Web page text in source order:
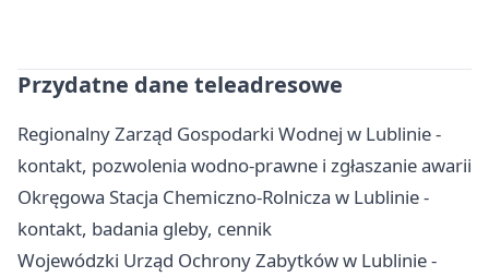
Przydatne dane teleadresowe
Regionalny Zarząd Gospodarki Wodnej w Lublinie -
kontakt, pozwolenia wodno-prawne i zgłaszanie awarii
Okręgowa Stacja Chemiczno-Rolnicza w Lublinie -
kontakt, badania gleby, cennik
Wojewódzki Urząd Ochrony Zabytków w Lublinie -